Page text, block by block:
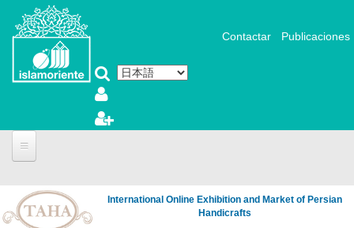
メインコンテンツに移動
Contactar Publicaciones
International Online Exhibition and Market of Persian
Handicrafts